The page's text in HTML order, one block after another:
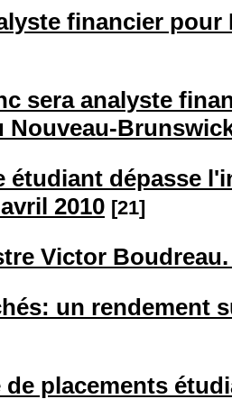
financier pour
sera analyste
Nouveau-
étudiant dépasse
2010 [21]
Victor Boudreau.
un rendement
placements